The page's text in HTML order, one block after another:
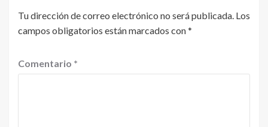
Tu dirección de correo electrónico no será publicada. Los
campos obligatorios están marcados con*
Comentario *